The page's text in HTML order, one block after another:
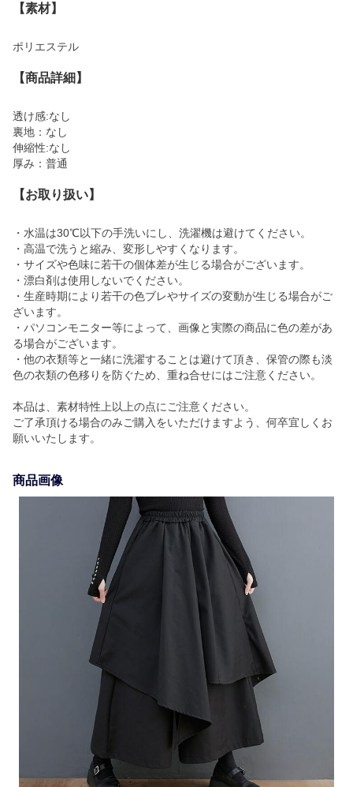
【素材】
ポリエステル
【商品詳細】
透け感:なし
裏地：なし
伸縮性:なし
厚み：普通
【お取り扱い】
・水温は30℃以下の手洗いにし、洗濯機は避けてください。
・高温で洗うと縮み、変形しやすくなります。
・サイズや色味に若干の個体差が生じる場合がございます。
・漂白剤は使用しないでください。
・生産時期により若干の色ブレやサイズの変動が生じる場合がご
ざいます。
・パソコンモニター等によって、画像と実際の商品に色の差があ
る場合がございます。
・他の衣類等と一緒に洗濯することは避けて頂き、保管の際も淡
色の衣類の色移りを防ぐため、重ね合せにはご注意ください。
本品は、素材特性上以上の点にご注意ください。
ご了承頂ける場合のみご購入をいただけますよう、何卒宜しくお
願いいたします。
商品画像